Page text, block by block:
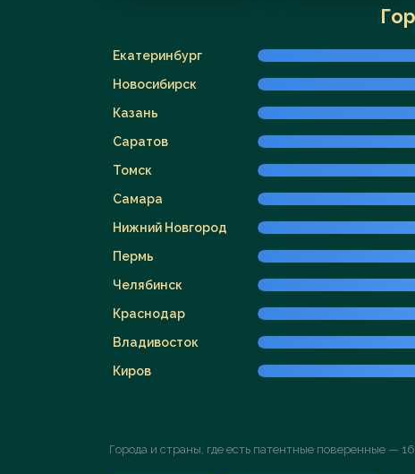
Екатеринбург
Новосибирск
Казань
Саратов
Томск
Самара
Нижний Новгород
Пермь
Челябинск
Краснодар
Владивосток
Киров
Города и страны, где есть патентные поверенные —